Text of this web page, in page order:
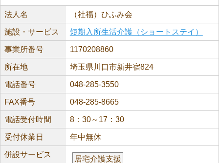
法人名 （社福）ひふみ会
施設・サービス 短期入所生活介護（ショートステイ）
事業所番号 1170208860
所在地 埼玉県川口市新井宿824
電話番号 048-285-3550
FAX番号 048-285-8665
電話受付時間 8：30～17：30
受付休業日 年中無休
併設サービス
居宅介護支援